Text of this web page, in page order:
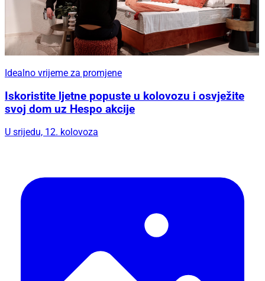
Idealno vrijeme za promjene
Iskoristite ljetne popuste u kolovozu i osvježite
svoj dom uz Hespo akcije
U srijedu, 12. kolovoza